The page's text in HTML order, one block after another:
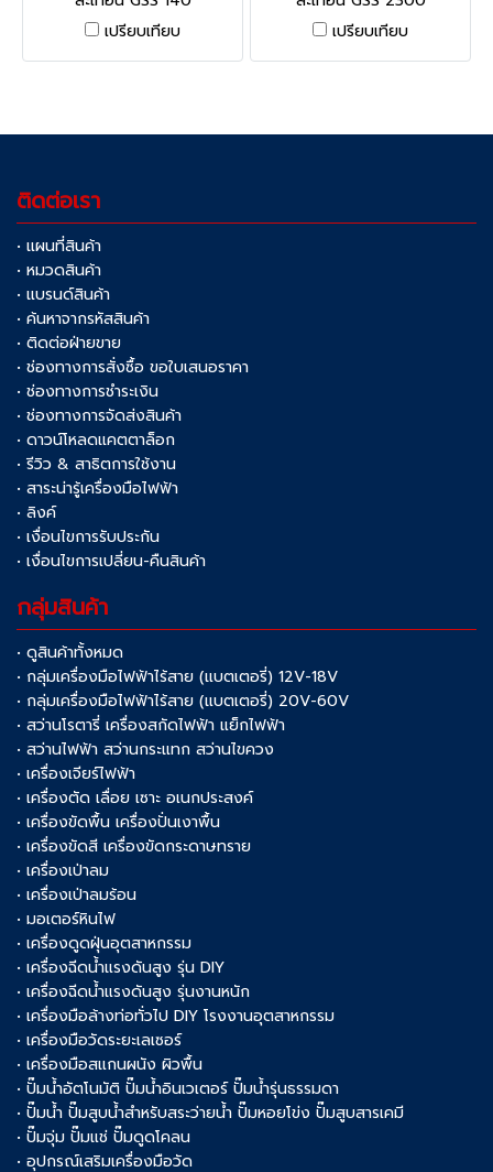
Professional ขัดกระดาษทราย
ทุกวัสดุได้ทุกที่ทุกเวลา
เปรียบเทียบ
Professional การออกแบบที่
แข็งแกร่งและใช้งานสะดวก
ทำงานขัดทรายได้เป็นเวลานาน
เปรียบเทียบ
ติดต่อเรา
• แผนที่สินค้า
• หมวดสินค้า
• แบรนด์สินค้า
• ค้นหาจากรหัสสินค้า
• ติดต่อฝ่ายขาย
• ช่องทางการสั่งซื้อ ขอใบเสนอราคา
• ช่องทางการชำระเงิน
• ช่องทางการจัดส่งสินค้า
• ดาวน์โหลดแคตตาล็อก
• รีวิว & สาธิตการใช้งาน
• สาระน่ารู้เครื่องมือไฟฟ้า
• ลิงค์
• เงื่อนไขการรับประกัน
• เงื่อนไขการเปลี่ยน-คืนสินค้า
กลุ่มสินค้า
• ดูสินค้าทั้งหมด
• กลุ่มเครื่องมือไฟฟ้าไร้สาย (แบตเตอรี่) 12V-18V
• กลุ่มเครื่องมือไฟฟ้าไร้สาย (แบตเตอรี่) 20V-60V
• สว่านโรตารี่ เครื่องสกัดไฟฟ้า แย็กไฟฟ้า
• สว่านไฟฟ้า สว่านกระแทก สว่านไขควง
• เครื่องเจียร์ไฟฟ้า
• เครื่องตัด เลื่อย เซาะ อเนกประสงค์
• เครื่องขัดพื้น เครื่องปั่นเงาพื้น
• เครื่องขัดสี เครื่องขัดกระดาษทราย
• เครื่องเป่าลม
• เครื่องเป่าลมร้อน
• มอเตอร์หินไฟ
• เครื่องดูดฝุ่นอุตสาหกรรม
• เครื่องฉีดน้ำแรงดันสูง รุ่น DIY
• เครื่องฉีดน้ำแรงดันสูง รุ่นงานหนัก
• เครื่องมือล้างท่อทั่วไป DIY โรงงานอุตสาหกรรม
• เครื่องมือวัดระยะเลเซอร์
• เครื่องมือสแกนผนัง ผิวพื้น
• ปั๊มน้ำอัตโนมัติ ปั๊มน้ำอินเวเตอร์ ปั๊มน้ำรุ่นธรรมดา
• ปั๊มน้ำ ปั๊มสูบน้ำสำหรับสระว่ายน้ำ ปั๊มหอยโข่ง ปั๊มสูบสารเคมี
• ปั๊มจุ่ม ปั๊มแช่ ปั๊มดูดโคลน
• อุปกรณ์เสริมเครื่องมือวัด